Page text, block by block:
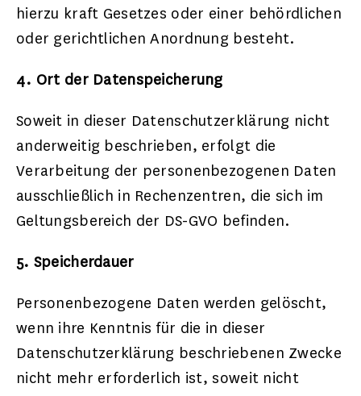
hierzu kraft Gesetzes oder einer behördlichen
oder gerichtlichen Anordnung besteht.
4. Ort der Datenspeicherung
Soweit in dieser Datenschutzerklärung nicht
anderweitig beschrieben, erfolgt die
Verarbeitung der personenbezogenen Daten
ausschließlich in Rechenzentren, die sich im
Geltungsbereich der DS-GVO befinden.
5. Speicherdauer
Personenbezogene Daten werden gelöscht,
wenn ihre Kenntnis für die in dieser
Datenschutzerklärung beschriebenen Zwecke
nicht mehr erforderlich ist, soweit nicht